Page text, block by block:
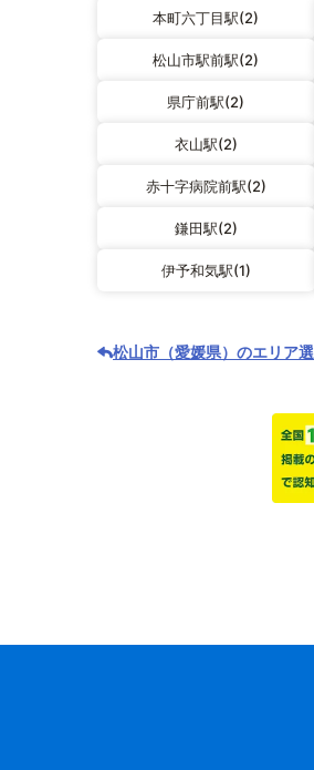
本町六丁目駅(2)
松山市駅前駅(2)
県庁前駅(2)
衣山駅(2)
赤十字病院前駅(2)
鎌田駅(2)
伊予和気駅(1)
松山市（愛媛県）のエリア